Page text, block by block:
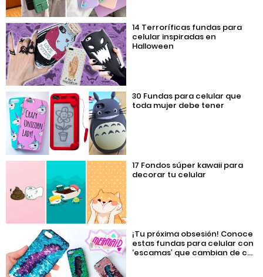
14 Terroríficas fundas para
celular inspiradas en
Halloween
30 Fundas para celular que
toda mujer debe tener
17 Fondos súper kawaii para
decorar tu celular
¡Tu próxima obsesión! Conoce
estas fundas para celular con
‘escamas’ que cambian de c...